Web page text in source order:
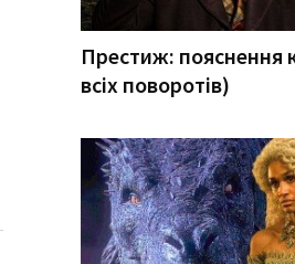
Престиж: пояснення
всіх поворотів)